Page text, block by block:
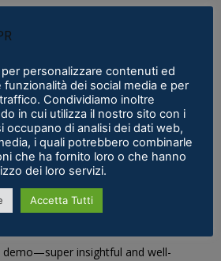
2026
lo prenderei al volo
ma ne avevamo bisogno?
demo—super insightful and well-
personalizzare contenuti ed
dei social media e per
Condividiamo inoltre
in cui utilizza il nostro sito con i
occupano di analisi dei dati web,
i quali potrebbero combinarle
che ha fornito loro o che hanno
dei loro servizi.
Accetta Tutti